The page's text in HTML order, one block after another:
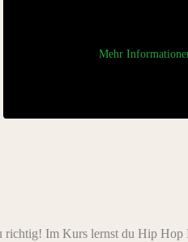
Mehr
richtig! Im Kurs lernst du Hip Hop